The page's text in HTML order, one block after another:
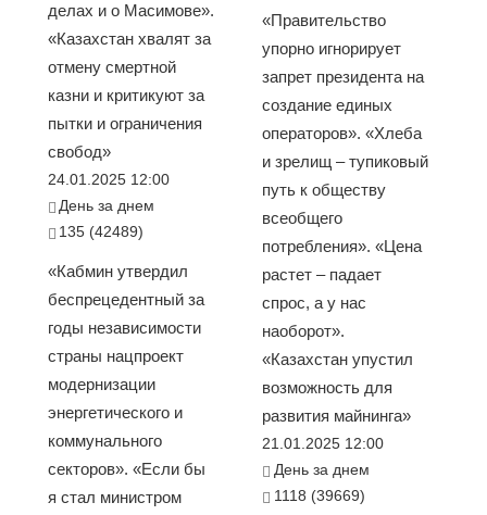
делах и о Масимове».
«Казахстан хвалят за
отмену смертной
казни и критикуют за
пытки и ограничения
свобод»
24.01.2025 12:00
День за днем
135 (42489)
«Кабмин утвердил
беспрецедентный за
годы независимости
страны нацпроект
модернизации
энергетического и
коммунального
секторов». «Если бы
я стал министром
«Правительство
упорно игнорирует
запрет президента на
создание единых
операторов». «Хлеба
и зрелищ – тупиковый
путь к обществу
всеобщего
потребления». «Цена
растет – падает
спрос, а у нас
наоборот».
«Казахстан упустил
возможность для
развития майнинга»
21.01.2025 12:00
День за днем
1118 (39669)